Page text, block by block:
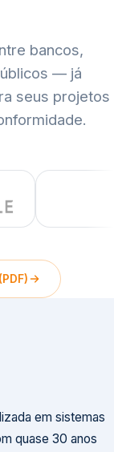
bancos,
— já
seus projetos
em sistemas
quase 30 anos